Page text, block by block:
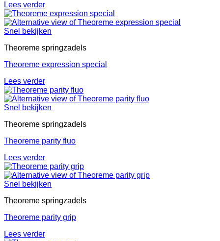
Lees verder
Snel bekijken
Theoreme springzadels
Theoreme expression special
Lees verder
Snel bekijken
Theoreme springzadels
Theoreme parity fluo
Lees verder
Snel bekijken
Theoreme springzadels
Theoreme parity grip
Lees verder